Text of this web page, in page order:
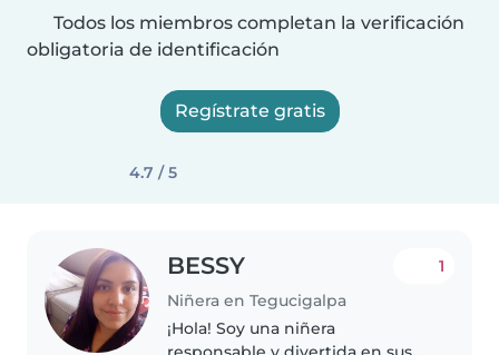
Todos los miembros completan la verificación
obligatoria de identificación
Regístrate gratis
4.7 / 5
BESSY
Niñera en Tegucigalpa
1
¡Hola! Soy una niñera